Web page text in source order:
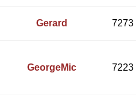
Gerard 7273
GeorgeMic 7223